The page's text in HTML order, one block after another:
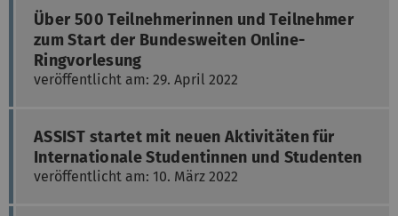
Über 500 Teilnehmerinnen und Teilnehmer
zum Start der Bundesweiten Online-
Ringvorlesung
veröffentlicht am: 29. April 2022
ASSIST startet mit neuen Aktivitäten für
Internationale Studentinnen und Studenten
veröffentlicht am: 10. März 2022